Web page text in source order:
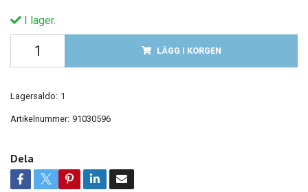
I lager.
LÄGG I KORGEN
Lagersaldo: 1
Artikelnummer: 91030596
Dela